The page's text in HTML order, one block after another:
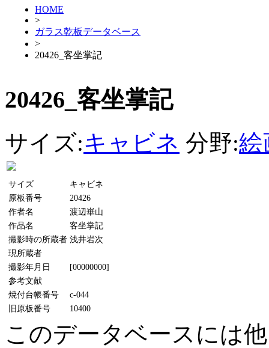
HOME
>
ガラス乾板データベース
>
20426_客坐掌記
20426_客坐掌記
サイズ:キャビネ 分野:絵
サイズ
キャビネ
原板番号
20426
作者名
渡辺崋山
作品名
客坐掌記
撮影時の所蔵者 浅井岩次
現所蔵者
撮影年月日
[00000000]
参考文献
焼付台帳番号
c-044
旧原板番号
10400
このデータベースには